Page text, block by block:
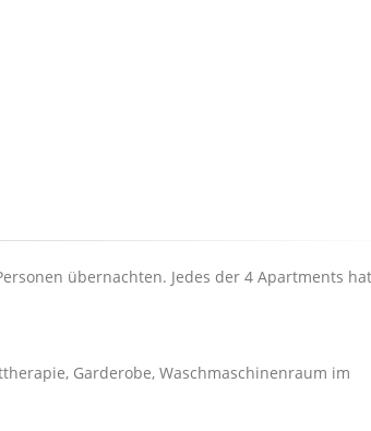
übernachten. Jedes der 4 Apartments hat
Garderobe, Waschmaschinenraum im